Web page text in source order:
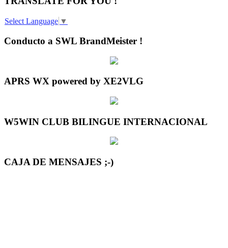
Select Language ▼
Conducto a SWL BrandMeister !
APRS WX powered by XE2VLG
W5WIN CLUB BILINGUE INTERNACIONAL
CAJA DE MENSAJES ;-)